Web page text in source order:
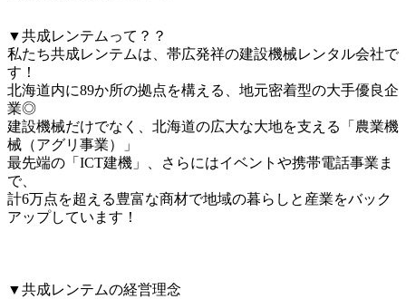
▼共成レンテムって？？
私たち共成レンテムは、帯広発祥の建設機械レンタル会社で
す！
北海道内に89か所の拠点を構える、地元密着型の大手優良企
業◎
建設機械だけでなく、北海道の広大な大地を支える「農業機
械（アグリ事業）」
最先端の「ICT建機」、さらにはイベントや携帯電話事業ま
で、
計6万点を超える豊富な商材で地域の暮らしと産業をバック
アップしています！
▼共成レンテムの経営理念